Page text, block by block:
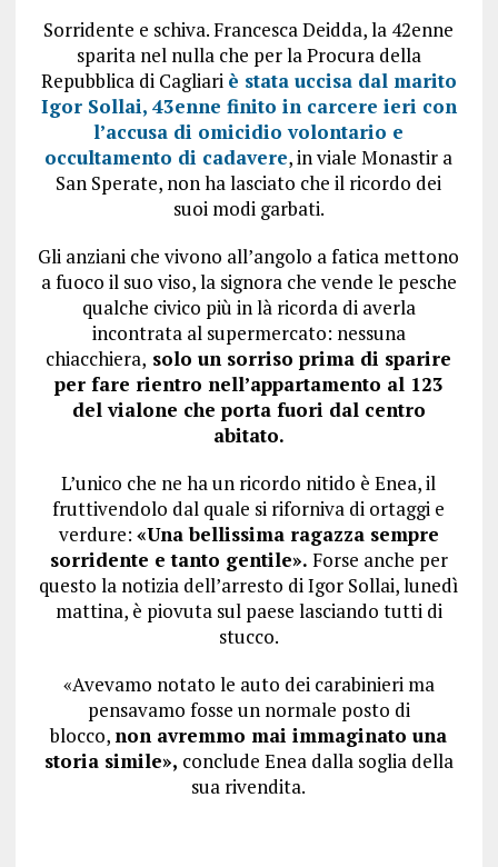
Sorridente e schiva. Francesca Deidda, la 42enne
sparita nel nulla che per la Procura della
Repubblica di Cagliari è stata uccisa dal marito
Igor Sollai, 43enne finito in carcere ieri con
l’accusa di omicidio volontario e
occultamento di cadavere, in viale Monastir a
San Sperate, non ha lasciato che il ricordo dei
suoi modi garbati.
Gli anziani che vivono all’angolo a fatica mettono
a fuoco il suo viso, la signora che vende le pesche
qualche civico più in là ricorda di averla
incontrata al supermercato: nessuna
chiacchiera, solo un sorriso prima di sparire
per fare rientro nell’appartamento al 123
del vialone che porta fuori dal centro
abitato.
L’unico che ne ha un ricordo nitido è Enea, il
fruttivendolo dal quale si riforniva di ortaggi e
verdure: «Una bellissima ragazza sempre
sorridente e tanto gentile». Forse anche per
questo la notizia dell’arresto di Igor Sollai, lunedì
mattina, è piovuta sul paese lasciando tutti di
stucco.
«Avevamo notato le auto dei carabinieri ma
pensavamo fosse un normale posto di
blocco, non avremmo mai immaginato una
storia simile», conclude Enea dalla soglia della
sua rivendita.